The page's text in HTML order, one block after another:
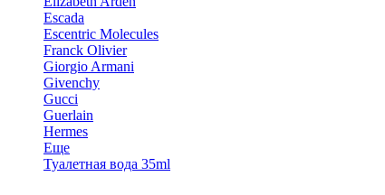
Escada
Escentric Molecules
Franck Olivier
Giorgio Armani
Givenchy
Gucci
Guerlain
Hermes
Еще
Туалетная вода 35ml